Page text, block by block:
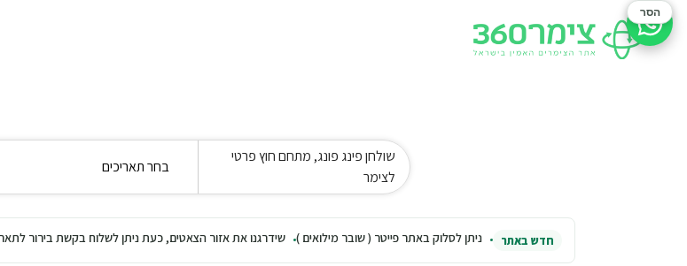
שולחן פינג פונג, מתחם חוץ פרטי
לצימר
בחר תאריכים
חדש באתר ניתן לסלוק באתר פייטר ( שובר מילואים ) שידרגנו את אזור הצאטים, כעת ניתן לשלוח בקשת בירור
סיוע בהזמנה
הסר